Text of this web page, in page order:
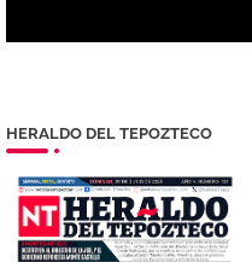
HERALDO DEL TEPOZTECO